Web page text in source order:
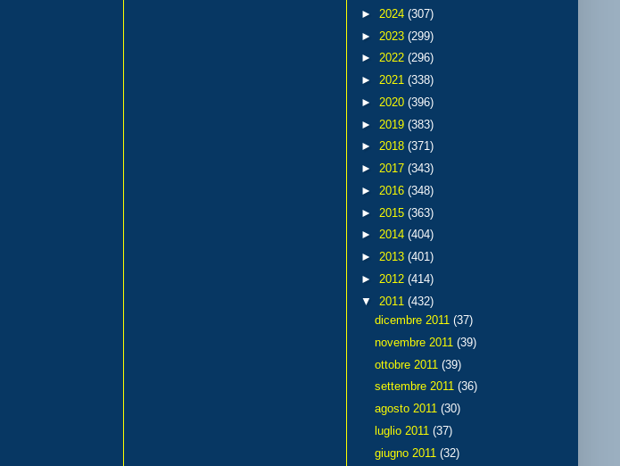
► 2024 (307)
► 2023 (299)
► 2022 (296)
► 2021 (338)
► 2020 (396)
► 2019 (383)
► 2018 (371)
► 2017 (343)
► 2016 (348)
► 2015 (363)
► 2014 (404)
► 2013 (401)
► 2012 (414)
▼ 2011 (432)
dicembre 2011 (37)
novembre 2011 (39)
ottobre 2011 (39)
settembre 2011 (36)
agosto 2011 (30)
luglio 2011 (37)
giugno 2011 (32)